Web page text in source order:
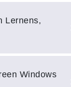
Lernens,
Windows